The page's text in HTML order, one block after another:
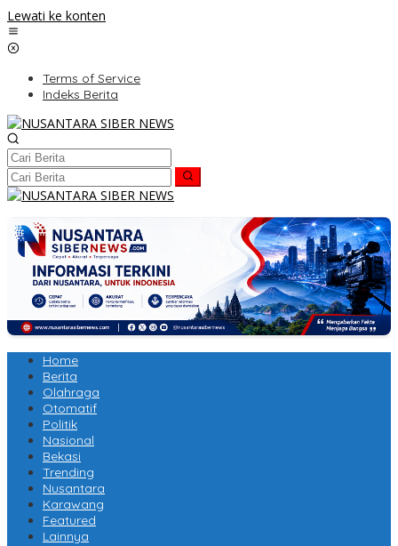
Lewati ke konten
Terms of Service
Indeks Berita
Home
Berita
Olahraga
Otomatif
Politik
Nasional
Bekasi
Trending
Nusantara
Karawang
Featured
Lainnya